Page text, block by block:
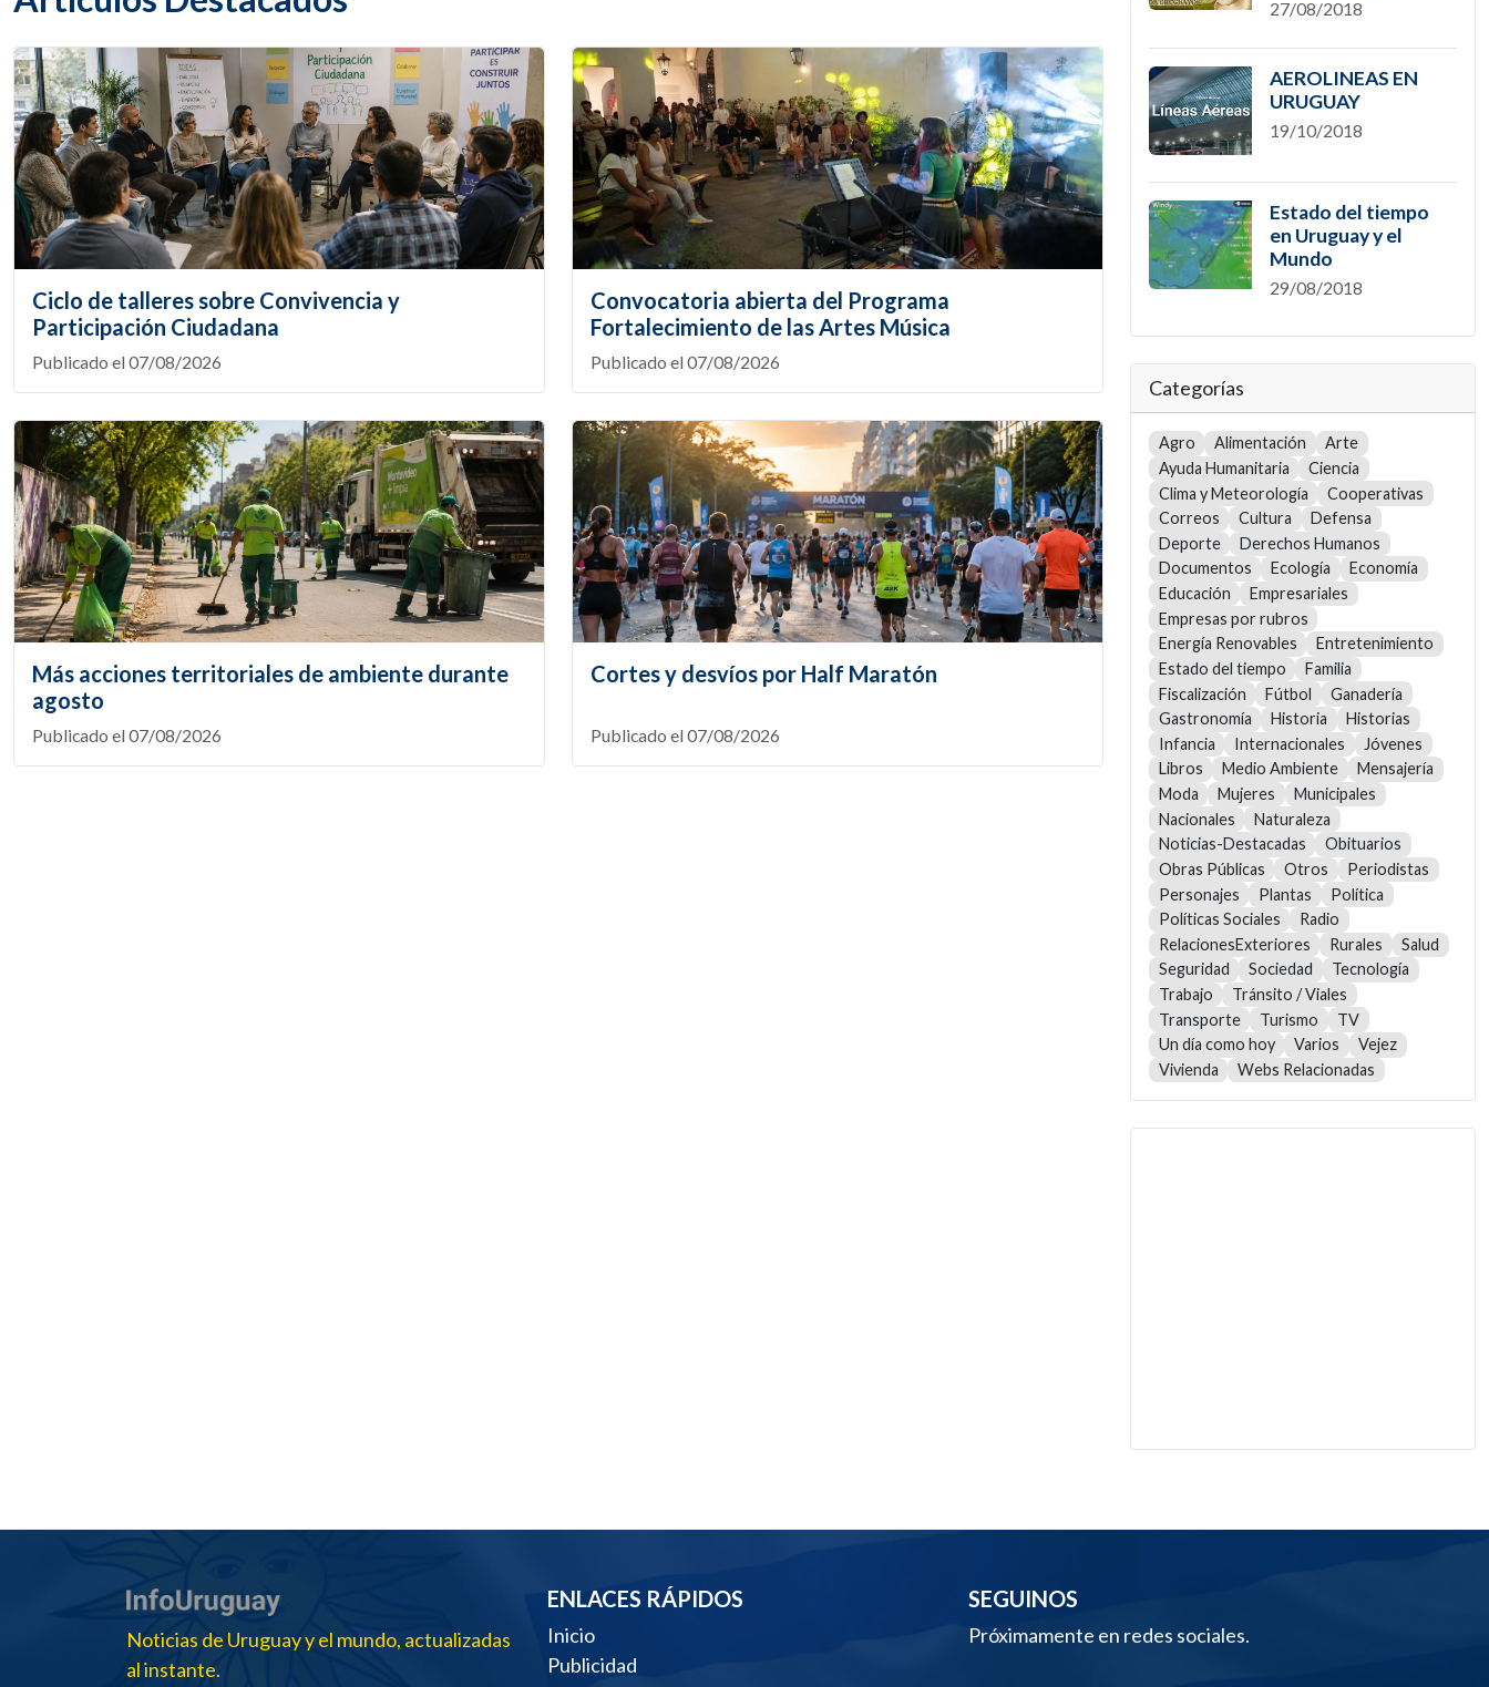
Ciclo de talleres sobre Convivencia y
Participación Ciudadana
Publicado el 07/08/2026
Convocatoria abierta del Programa
Fortalecimiento de las Artes Música
Publicado el 07/08/2026
Más acciones territoriales de ambiente durante
agosto
Publicado el 07/08/2026
Cortes y desvíos por Half Maratón
Publicado el 07/08/2026
27/08/2018
AEROLINEAS EN
URUGUAY
19/10/2018
Estado del tiempo
en Uruguay y el
Mundo
29/08/2018
Categorías
Agro Alimentación
Arte
Ayuda Humanitaria
Ciencia
Clima y Meteorología
Cooperativas
Correos
Cultura
Defensa
Deporte
Derechos Humanos
Documentos
Ecología
Economía
Educación
Empresariales
Empresas por rubros
Energía Renovables
Entretenimiento
Estado del tiempo
Familia
Fiscalización
Fútbol
Ganadería
Gastronomía
Historia
Historias
Infancia
Internacionales
Jóvenes
Libros
Medio Ambiente
Mensajería
Moda
Mujeres
Municipales
Nacionales
Naturaleza
Noticias-Destacadas
Obituarios
Obras Públicas
Otros
Periodistas
Personajes
Plantas
Política
Políticas Sociales
Radio
RelacionesExteriores
Rurales
Salud
Seguridad
Sociedad
Tecnología
Trabajo
Tránsito / Viales
Transporte
Turismo
TV
Un día como hoy
Varios
Vejez
Vivienda
Webs Relacionadas
Noticias de Uruguay y el mundo, actualizadas
al instante.
ENLACES RÁPIDOS
Inicio
Publicidad
SEGUINOS
Próximamente en redes sociales.